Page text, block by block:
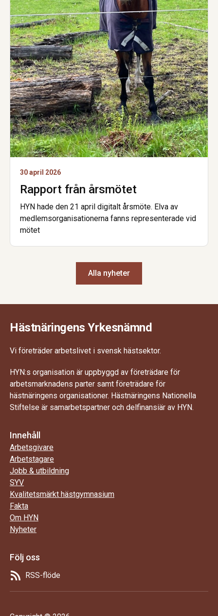
30 april 2026
Rapport från årsmötet
HYN hade den 21 april digitalt årsmöte. Elva av
medlemsorganisationerna fanns representerade vid
mötet
Alla nyheter
Hästnäringens Yrkesnämnd
Vi företräder arbetslivet i svensk hästsektor.
HYN:s organisation är uppbyggd av företrädare för
arbetsmarknadens parter samt företrädare för
hästnäringens organisationer. Hästnäringens Nationella
Stiftelse är samarbetspartner och delfinansiär av HYN.
Innehåll
Arbetsgivare
Arbetstagare
Jobb & utbildning
SYV
Kvalitetsmärkt hästgymnasium
Fakta
Om HYN
Nyheter
Följ oss
RSS-flöde